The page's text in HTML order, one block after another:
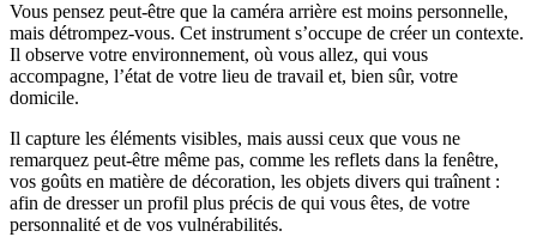
Vous pensez peut-être que la caméra arrière est moins personnelle,
mais détrompez-vous. Cet instrument s’occupe de créer un contexte.
Il observe votre environnement, où vous allez, qui vous
accompagne, l’état de votre lieu de travail et, bien sûr, votre
domicile.
Il capture les éléments visibles, mais aussi ceux que vous ne
remarquez peut-être même pas, comme les reflets dans la fenêtre,
vos goûts en matière de décoration, les objets divers qui traînent :
afin de dresser un profil plus précis de qui vous êtes, de votre
personnalité et de vos vulnérabilités.